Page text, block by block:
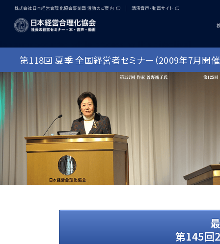
株式会社日本経営合理化協会事業団 活動のご案内 講演音声・動画サイト
第118回 夏季 全国経営者セミナー（2009年7月開催
第145回